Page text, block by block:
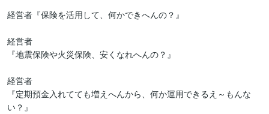
経営者『保険を活用して、何かできへんの？』
経営者
『地震保険や火災保険、安くなれへんの？』
経営者
『定期預金入れてても増えへんから、何か運用できるえ～もんな
い？』